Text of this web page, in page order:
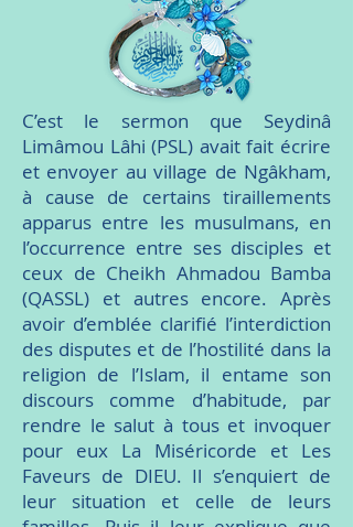
C’est le sermon que Seydinâ
Limâmou Lâhi (PSL) avait fait écrire
et envoyer au village de Ngâkham,
à cause de certains tiraillements
apparus entre les musulmans, en
l’occurrence entre ses disciples et
ceux de Cheikh Ahmadou Bamba
(QASSL) et autres encore. Après
avoir d’emblée clarifié l’interdiction
des disputes et de l’hostilité dans la
religion de l’Islam, il entame son
discours comme d’habitude, par
rendre le salut à tous et invoquer
pour eux La Miséricorde et Les
Faveurs de DIEU. Il s’enquiert de
leur situation et celle de leurs